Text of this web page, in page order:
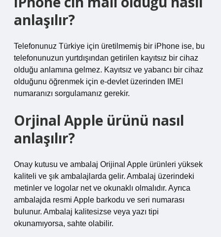
anlaşılır?
Telefonunuz Türkiye için üretilmemiş bir iPhone ise, bu
telefonunuzun yurtdışından getirilen kayıtsız bir cihaz
olduğu anlamına gelmez. Kayıtsız ve yabancı bir cihaz
olduğunu öğrenmek için e-devlet üzerinden IMEI
numaranızı sorgulamanız gerekir.
Orjinal Apple ürünü nasıl
anlaşılır?
Onay kutusu ve ambalaj Orijinal Apple ürünleri yüksek
kaliteli ve şık ambalajlarda gelir. Ambalaj üzerindeki
metinler ve logolar net ve okunaklı olmalıdır. Ayrıca
ambalajda resmi Apple barkodu ve seri numarası
bulunur. Ambalaj kalitesizse veya yazı tipi
okunamıyorsa, sahte olabilir.